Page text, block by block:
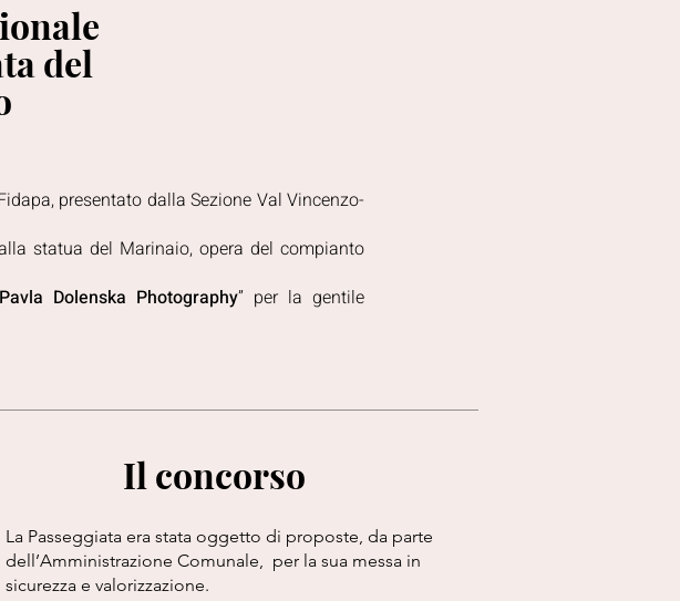
del
presentato dalla Sezione Val Vincenzo-
statua del Marinaio, opera del compianto
Dolenska Photography” per la gentile
Il concorso
La Passeggiata era stata oggetto di proposte, da parte
dell’Amministrazione Comunale, per la sua messa in
sicurezza e valorizzazione.